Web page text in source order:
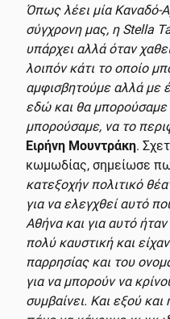
Όπως λέει μία Καναδό-
σύγχρονη μας, η Stella
υπάρχει αλλά όταν
λοιπόν κάτι το οποίο
αμφισβητούμε αλλά με
εδώ και θα
μπορούσαμε, να το
Ειρήνη Μουντράκη.
κωμωδίας, σημείωσε
κατεξοχήν πολιτικό
για να ελεγχθεί αυτό
Αθήνα και για αυτό
πολύ καυστική και
παρρησίας και του
για να μπορούν να
συμβαίνει. Και εξού